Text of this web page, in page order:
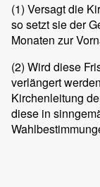
(1) Versagt die
so setzt sie der
Monaten zur
(2) Wird diese
verlängert
Kirchenleitung
diese in